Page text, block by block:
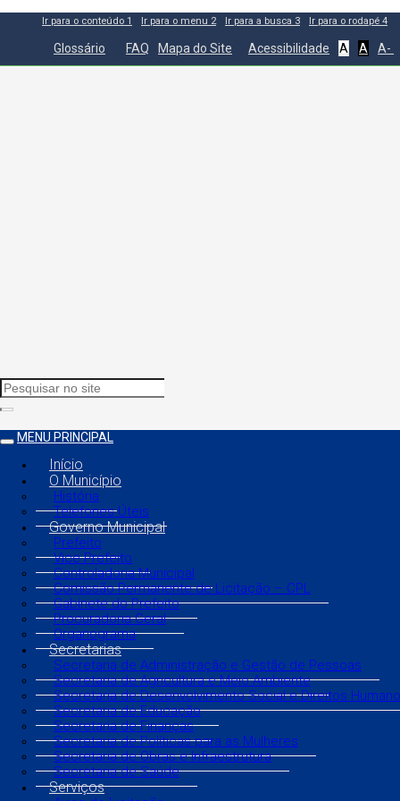
Ir para o conteúdo 1 Ir para o menu 2 Ir para a busca 3 Ir para o rodapé 4
Glossário FAQ Mapa do Site Acessibilidade A A A-
MENU PRINCIPAL
Início
O Município
História
Telefones Úteis
Governo Municipal
Prefeito
Vice Prefeito
Controladoria Municipal
Comissão Permanente de Licitação – CPL
Gabinete do Prefeito
Procuradoria Geral
Organograma
Secretarias
Secretaria de Administração e Gestão de Pessoas
Secretaria de Agricultura e Meio Ambiente
Secretaria de Desenvolvimento Social e Direitos
Secretaria de Educação
Secretaria de Finanças
Secretaria de Políticas para as Mulheres
Secretaria de Obras e Infraestrutura
Secretaria de Saúde
Serviços